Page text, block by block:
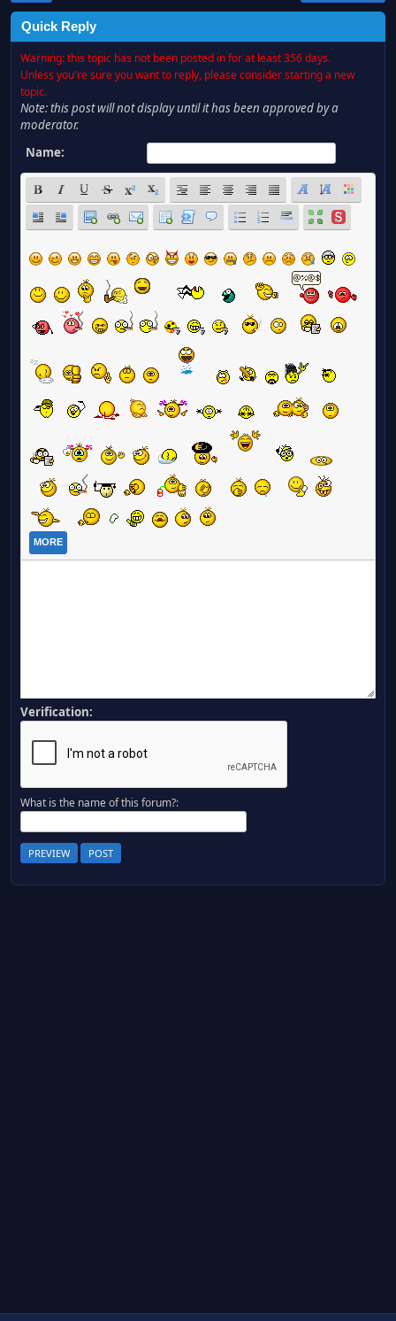
Quick Reply
Warning: this topic has not been posted in for at least 356 days.
Unless you're sure you want to reply, please consider starting a new
topic.
Note: this post will not display until it has been approved by a
moderator.
Name:
MORE
Verification:
What is the name of this forum?: